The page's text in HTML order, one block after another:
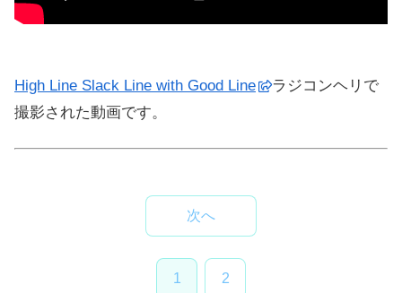
High Line Slack Line with Good Line
ラジコンヘリで
撮影された動画です。
次へ
1 2